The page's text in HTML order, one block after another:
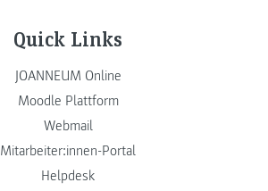
Quick Links
JOANNEUM Online
Moodle Plattform
Webmail
Mitarbeiter:innen-Portal
Helpdesk